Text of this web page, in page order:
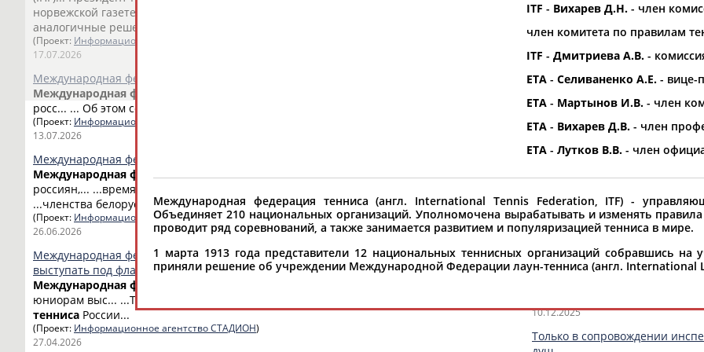
норвежской газете ... ...современного пятиборья и настольного
аналогичные решения...
(Проект: Информационное агентство СТАДИОН
17.07.2026
Международная федерация настольного тенниса сняла санкции с российских игроков
Международная федерация
росс... ... Об этом сообщили в пресс-службе
(Проект: Информационное агентство СТАДИОН
13.07.2026
Международная федерация тенниса оставила в силе отстранение россиян
Международная федерация тенниса(World Tennis) оставила в силе отстранение
россиян,... ...время". "
...членства белорусской и российскойтеннисных федераций , которая остается в...
(Проект: Информационное агентство СТАДИОН)
26.06.2026
Международная федерация настольного тенниса разрешила российским юниорам
выступать под флагом и с гимном страны
Международная федерация
юниорам выс... ...ТАСС рассказал первый вице-президент
тенниса России...
(Проект: Информационное агентство СТАДИОН)
27.04.2026
...олимпийского комитета
16.02.2026
История большого тенниса:
...в XX веке "Ролан Гаррос"
История большоготенниса :
(Проект:Информационное
Настольный теннис как вид
...новых техник. А в 1926 году
как вид спорта
(Проект:Информационное
17.12.2025
Международная федерация
Международная федерация
сообщает... ...из дисциплин,
10.12.2025
Только в сопровождении
ITF - Вихарев Д.Н. - член
член комитета по правилам
ITF - Дмитриева А.В. -
ETA - Селиваненко А.Е. - вице-
ETA - Мартынов И.В. - член
ETA - Вихарев Д.В. - член
ETA - Лутков В.В. - член
Международная федерация тенниса (англ. International Tennis Federation, ITF) -
Объединяет 210 национальных организаций. Уполномочена вырабатывать и изменять
проводит ряд соревнований, а также занимается развитием и популяризацией тенниса в мире.
1 марта 1913 года представители 12 национальных теннисных организаций собравшись на
приняли решение об учреждении Международной Федерации лаун-тенниса (англ. International